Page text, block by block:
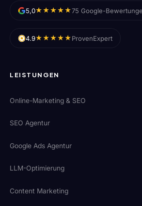
5,0★★★★★75 Google-
4.9★★★★★ProvenExpert
LEISTUNGEN
Online-Marketing & SEO
SEO Agentur
Google Ads Agentur
LLM-Optimierung
Content Marketing